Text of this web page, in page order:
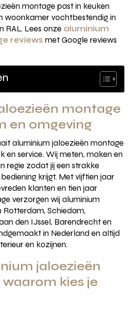
montage past in keuken
woonkamer vochtbestendig in
RAL. Lees onze aluminium
reviews met Google reviews
montage
en omgeving
aluminium jaloezieën montage
en service. Wij meten, maken en
regie zodat jij een strakke
krijgt. Met vijftien jaar
klanten en tien jaar
verzorgen wij aluminium
Rotterdam, Schiedam,
den IJssel, Barendrecht en
in Nederland en altijd
en kozijnen.
jaloezieën
kies je